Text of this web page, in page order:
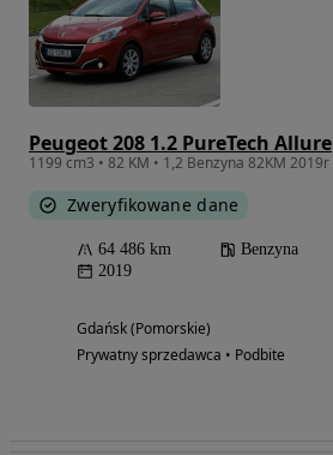
Peugeot 208 1.2 PureTech Allure
Zweryfikowane dane
64 486 km Benzyna
2019
Gdańsk (Pomorskie)
Prywatny sprzedawca • Podbite